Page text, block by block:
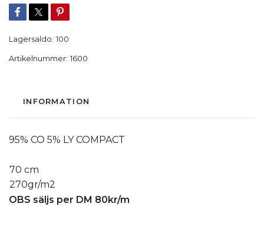
Lagersaldo: 100
Artikelnummer: 1600
INFORMATION
95% CO 5% LY COMPACT
70 cm
270gr/m2
OBS säljs per DM 80kr/m